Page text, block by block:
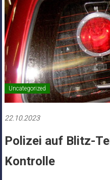
Uncategorized
22.10.2023
Polizei auf Blitz-
Kontrolle